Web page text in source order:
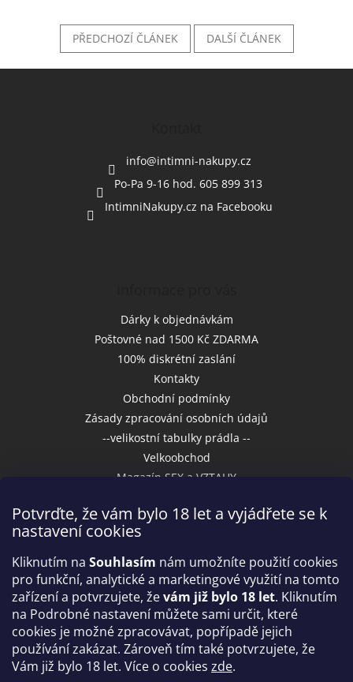
Potvrďte, že vám bylo 18 let a vyjádřete se k
nastavení cookies
Kliknutím na Souhlasím nám umožníte použití cookies
pro funkční, analytické a marketingové využití na tomto
zařízení a potvrzujete, ževám již bylo 18 let. Kliknutím
na Podrobné nastavení můžete sami určit, které
cookies je možné zpracovávat, popřípadě jejich
používání zakázat. Zároveň tím také potvrzujete, že
Vám již bylo 18 let. Více o cookies zde.
PŘEDCHOZÍ ČLÁNEK DALŠÍ ČLÁNEK
info@intimni-nakupy.cz
Po-Pa 9-16 hod. 605 899 313
IntimniNakupy.cz na Facebooku
Dárky k objednávkám
Poštovné nad 1500 Kč ZDARMA
100% diskrétní zaslání
Kontakty
Obchodní podmínky
Zásady zpracování osobních údajů
--velikostní tabulky prádla --
Velkoobchod
Magazín SEX a VZTAHY
Přijímáme online platby